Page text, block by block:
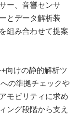
ー、音響センサ
とデータ解析装
組み合わせて提案
向けの静的解析ツ
の準拠チェックや
モビリティに求め
ング段階から支え